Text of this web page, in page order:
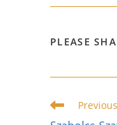
PLEASE
Read
more